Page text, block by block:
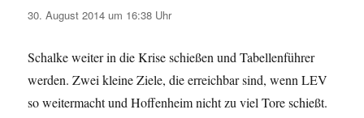
30. August 2014 um 16:38 Uhr
Schalke weiter in die Krise schießen und Tabellenführer
werden. Zwei kleine Ziele, die erreichbar sind, wenn LEV
so weitermacht und Hoffenheim nicht zu viel Tore schießt.